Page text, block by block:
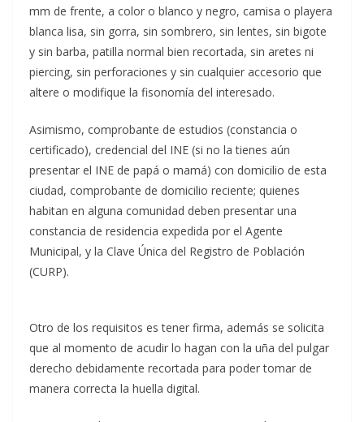
mm de frente, a color o blanco y negro, camisa o playera
blanca lisa, sin gorra, sin sombrero, sin lentes, sin bigote
y sin barba, patilla normal bien recortada, sin aretes ni
piercing, sin perforaciones y sin cualquier accesorio que
altere o modifique la fisonomía del interesado.
Asimismo, comprobante de estudios (constancia o
certificado), credencial del INE (si no la tienes aún
presentar el INE de papá o mamá) con domicilio de esta
ciudad, comprobante de domicilio reciente; quienes
habitan en alguna comunidad deben presentar una
constancia de residencia expedida por el Agente
Municipal, y la Clave Única del Registro de Población
(CURP).
Otro de los requisitos es tener firma, además se solicita
que al momento de acudir lo hagan con la uña del pulgar
derecho debidamente recortada para poder tomar de
manera correcta la huella digital.